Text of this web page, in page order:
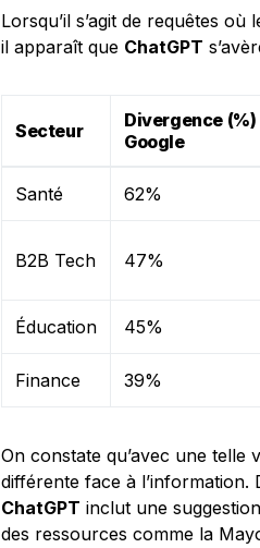
Lorsqu’il s’agit de requêtes
il apparaît que ChatGPT
Secteur
Divergence
Google
Santé 62%
B2B Tech 47%
Éducation 45%
Finance 39%
On constate qu’avec une
différente face à
ChatGPT inclut une
des ressources comme la